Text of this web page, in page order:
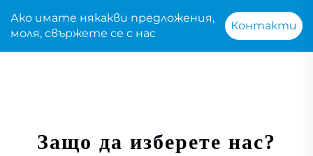
Ако имате някакви предложения,
моля, свържете се с нас
Контакти
Защо да изберете нас?